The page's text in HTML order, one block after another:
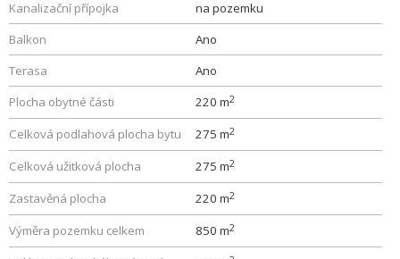
Kanalizační přípojka
na pozemku
Balkon
Ano
Terasa
Ano
Plocha obytné části
220 m2
Celková podlahová plocha bytu 275 m2
Celková užitková plocha 275 m2
Zastavěná plocha 220 m2
Výměra pozemku celkem 850 m2